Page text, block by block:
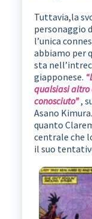
Tuttavia,la
personaggio
l’unica
abbiamo per
sta
giapponese.
qualsiasi
conosciuto”,
Asano
quanto
centrale che
il suo